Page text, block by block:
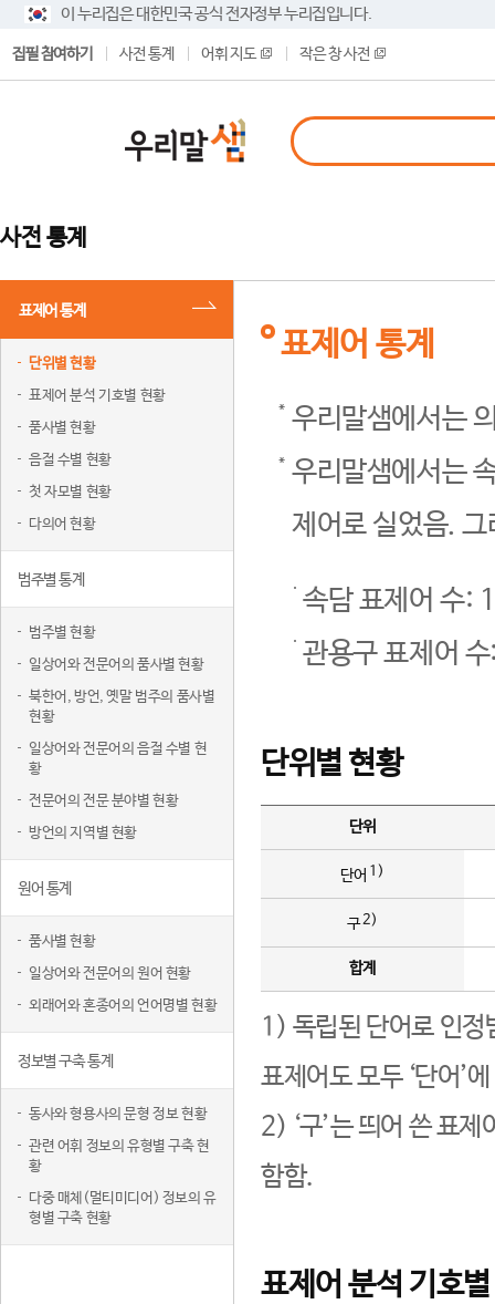
이 누리집은 대한민국 공식 전자정부 누리집입니다.
집필 참여하기 사전 통계 어휘 지도 작은 창 사전
사전 통계
표제어 통계
단위별 현황
표제어 분석 기호별 현황
품사별 현황
음절 수별 현황
첫 자모별 현황
다의어 현황
범주별 통계
범주별 현황
일상어와 전문어의 품사별 현황
북한어, 방언, 옛말 범주의 품사별
현황
일상어와 전문어의 음절 수별 현
황
전문어의 전문 분야별 현황
방언의 지역별 현황
원어 통계
품사별 현황
일상어와 전문어의 원어 현황
외래어와 혼종어의 언어명별 현황
정보별 구축 통계
동사와 형용사의 문형 정보 현황
관련 어휘 정보의 유형별 구축 현
황
다중 매체(멀티미디어) 정보의 유
형별 구축 현황
표제어 통계
우리말샘에서는
우리말샘에서는
제어로 실었음.
속담 표제어 수:
관용구 표제어
단위별 현황
단위
단어 1)
구2)
합계
1) 독립된 단어로 인정
표제어도 모두 ‘단어’
2) ‘구’는 띄어 쓴 표
함함.
표제어 분석 기호